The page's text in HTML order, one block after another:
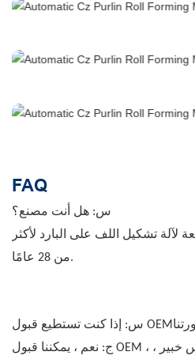
FAQ
س: هل أنت مصنع؟
لآلة تشكيل اللف على البارد لأكثر
من 28 عامًا.
ج: نعم ، يمكننا قبول OEM ، نحن نملك فريق مهندس خبير ،